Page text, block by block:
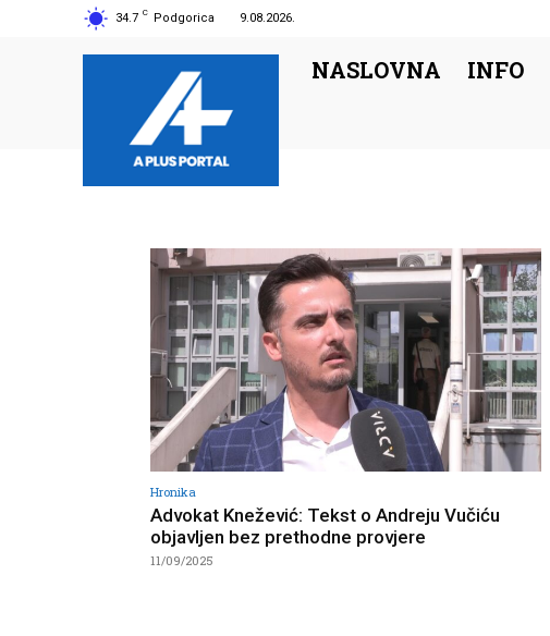
34.7 C Podgorica 9.08.2026.
NASLOVNA INFO
Hronika
Advokat Knežević: Tekst o Andreju Vučiću
objavljen bez prethodne provjere
11/09/2025